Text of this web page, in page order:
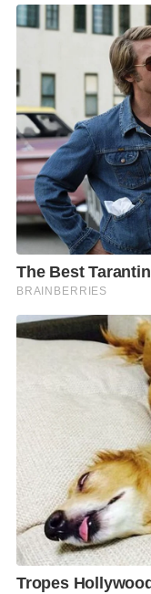
พะแนงหมู (125 บา
กล่องทิพย์พรีเมี่ยม
เซตละ 390 บาท แ
เลือกอย่างมากมาย
มันแกวทอด (120 บ
บาท) ปั้นสิบนึ่ง
เพราะอาหารไทยช
คุณภาพ รสชาติอร่อ
อาหารถวายเพลพ
ไทยแทนรูปแบบเดิ
อาหารไทยชาววัง
บริษัทฯ ห้างร้านต่
สั่งมาทานที่บ้านต
เพื่อชาติ แล้ว เมื่อ
ต่างๆ ได้ อาหารที่
งานสัมมนา จัดเลี้ย
ใส่ในกล่องมี 4 ชิ้น
ม่วงทุกเมนูจะหาท
มือ ต่างใช้ทักษะแ
อย่างเช่น ขนมจีบไ